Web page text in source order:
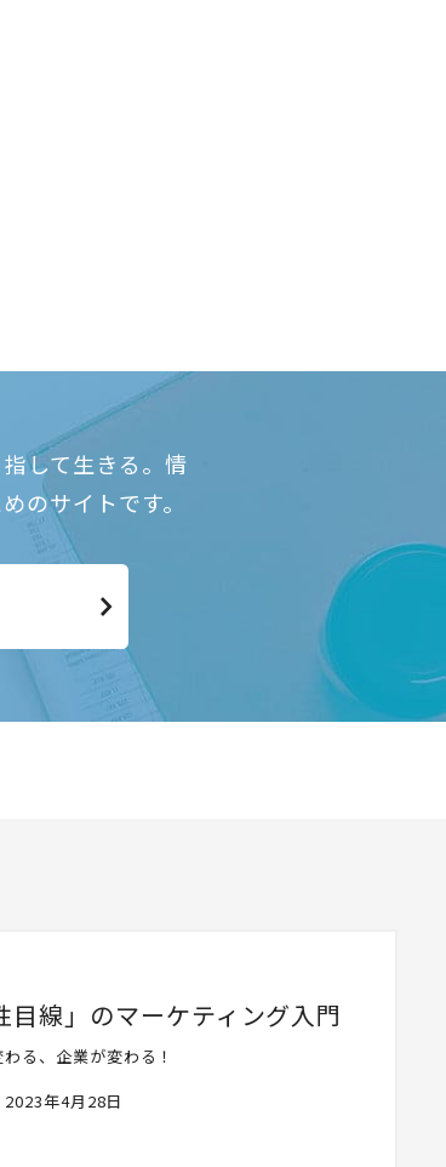
して生きる。情
のサイトです。
目線」のマーケティング入門
る、企業が変わる！
年4月28日